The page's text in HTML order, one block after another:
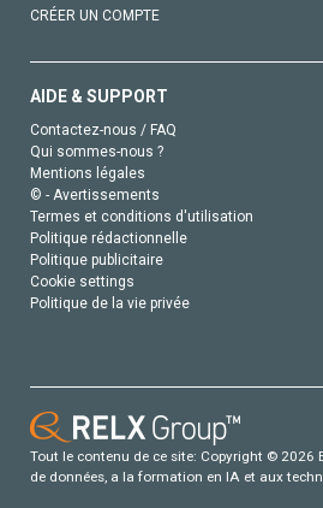
CRÉER UN COMPTE
AIDE & SUPPORT
Contactez-nous / FAQ
Qui sommes-nous ?
Mentions légales
© - Avertissements
Termes et conditions d'utilisation
Politique rédactionnelle
Politique publicitaire
Cookie settings
Politique de la vie privée
Tout le contenu de ce site: Copyright © 2026
de données, a la formation en IA et aux